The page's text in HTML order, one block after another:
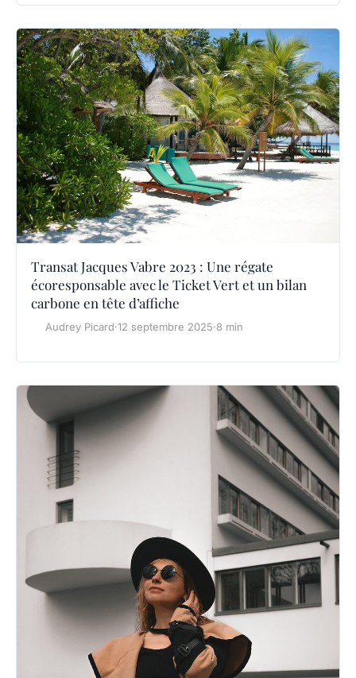
Transat Jacques Vabre 2023 : Une régate
écoresponsable avec le Ticket Vert et un bilan
carbone en tête d’affiche
Audrey Picard·12 septembre 2025·8 min